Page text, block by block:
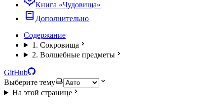
Книга «Чудовища»
Дополнительно
Содержание
1. Сокровища
2. Волшебные предметы
GitHub
Выберите тему
На этой странице